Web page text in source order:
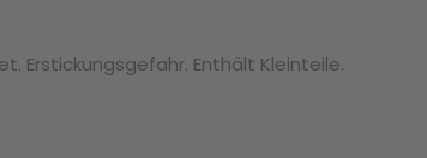
Erstickungsgefahr. Enthält Kleinteile.